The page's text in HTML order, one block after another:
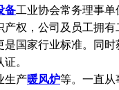
备工业协会常务理事
产权，公司及员工拥有
是国家行业标准。同时
。
产暖风炉等。一直从